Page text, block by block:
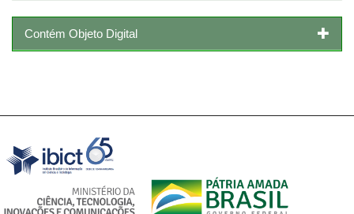
Contém Objeto Digital